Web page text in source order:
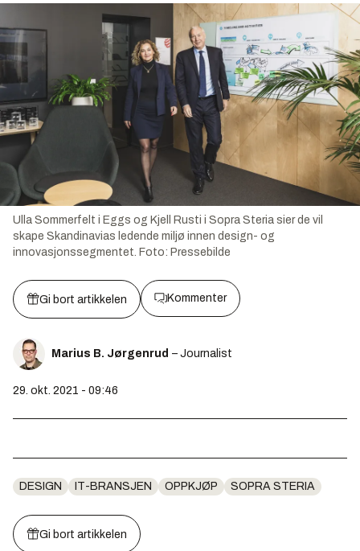
Ulla Sommerfelt i Eggs og Kjell Rusti i Sopra Steria sier de vil
skape Skandinavias ledende miljø innen design- og
innovasjonssegmentet. Foto: Pressebilde
Gi bort artikkelen Kommenter
Marius B. Jørgenrud – Journalist
29. okt. 2021 - 09:46
DESIGN IT-BRANSJEN OPPKJØP SOPRA STERIA
Gi bort artikkelen